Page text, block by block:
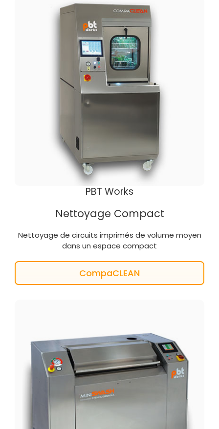
PBT Works
Nettoyage Compact
Nettoyage de circuits imprimés de volume moyen
dans un espace compact
CompaCLEAN